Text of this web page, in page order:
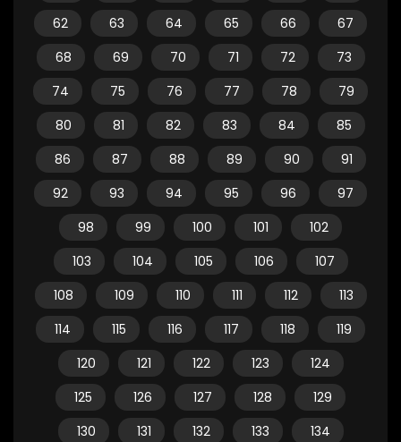
62
63 64 65 66
67
68
69 70 71 72
73
74
75 76 77 78
79
80
81 82 83 84
85
86
87 88 89 90
91
92
93 94 95 96
97
98
99 100 101
102
103
104 105 106
107
108
109 110 111 112
113
114
115 116 117 118
119
120
121 122 123
124
125
126 127 128
129
130
131 132 133
134